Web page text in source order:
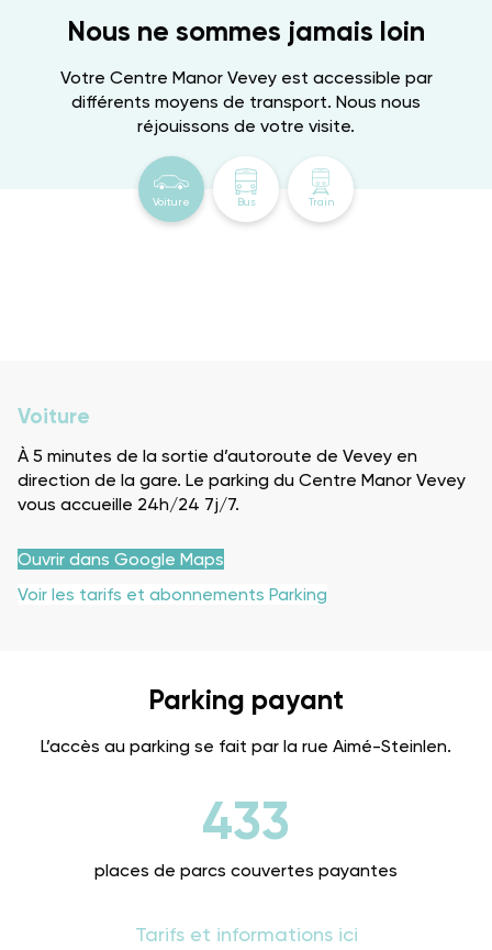
Nous ne sommes jamais loin
Votre Centre Manor Vevey est accessible par
différents moyens de transport. Nous nous
réjouissons de votre visite.
Voiture Bus Train
Voiture
À 5 minutes de la sortie d’autoroute de Vevey en
direction de la gare. Le parking du Centre Manor Vevey
vous accueille 24h/24 7j/7.
Ouvrir dans Google Maps
Voir les tarifs et abonnements Parking
Parking payant
L’accès au parking se fait par la rue Aimé-Steinlen.
433
places de parcs couvertes payantes
Tarifs et informations ici